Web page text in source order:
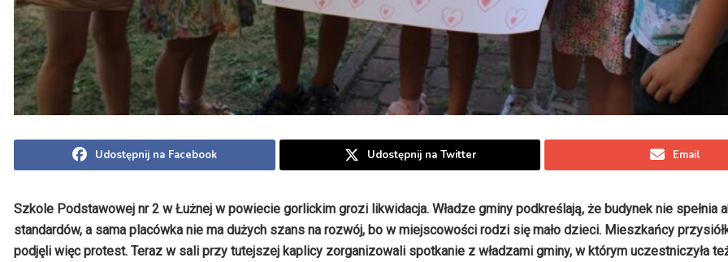
Udostępnij na Facebook Udostępnij na Twitter Email
Szkole Podstawowej nr 2 w Łużnej w powiecie gorlickim grozi likwidacja. Władze gminy podkreślają, że budynek nie spełnia
standardów, a sama placówka nie ma dużych szans na rozwój, bo w miejscowości rodzi się mało dzieci. Mieszkańcy
podjęli więc protest. Teraz w sali przy tutejszej kaplicy zorganizowali spotkanie z władzami gminy, w którym uczestniczyła